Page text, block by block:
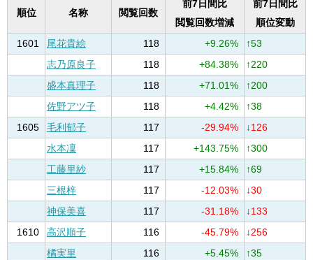
順位 名称 閲覧回数
前7日間比
閲覧回数増減
前7日間比
順位変動
1601
尾花貴絵 118 +9.26%
↑53
志乃原良子
118 +84.38%
↑220
盛本真理子
118 +71.01%
↑200
佐野アツ子
118 +4.42%
↑38
1605
毛利郁子 117 -29.94%
↓126
水本凜
117 +143.75%
↑300
工藤里紗
117 +15.84%
↑69
三根梓
117 -12.03%
↓30
神保美喜
117 -31.18%
↓133
1610
高沢順子 116 -45.79%
↓256
橘実里
116 +5.45%
↑35